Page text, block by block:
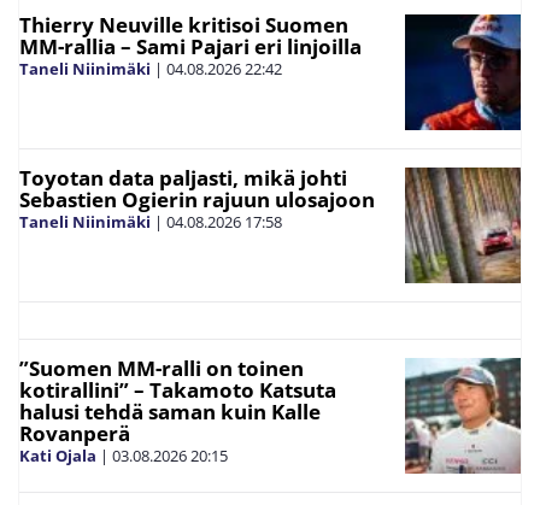
Thierry Neuville kritisoi Suomen
MM-rallia – Sami Pajari eri linjoilla
Taneli Niinimäki | 04.08.202622:42
Toyotan data paljasti, mikä johti
Sebastien Ogierin rajuun ulosajoon
Taneli Niinimäki | 04.08.2026 17:58
”Suomen MM-ralli on toinen
kotirallini” – Takamoto Katsuta
halusi tehdä saman kuin Kalle
Rovanperä
Kati Ojala | 03.08.202620:15